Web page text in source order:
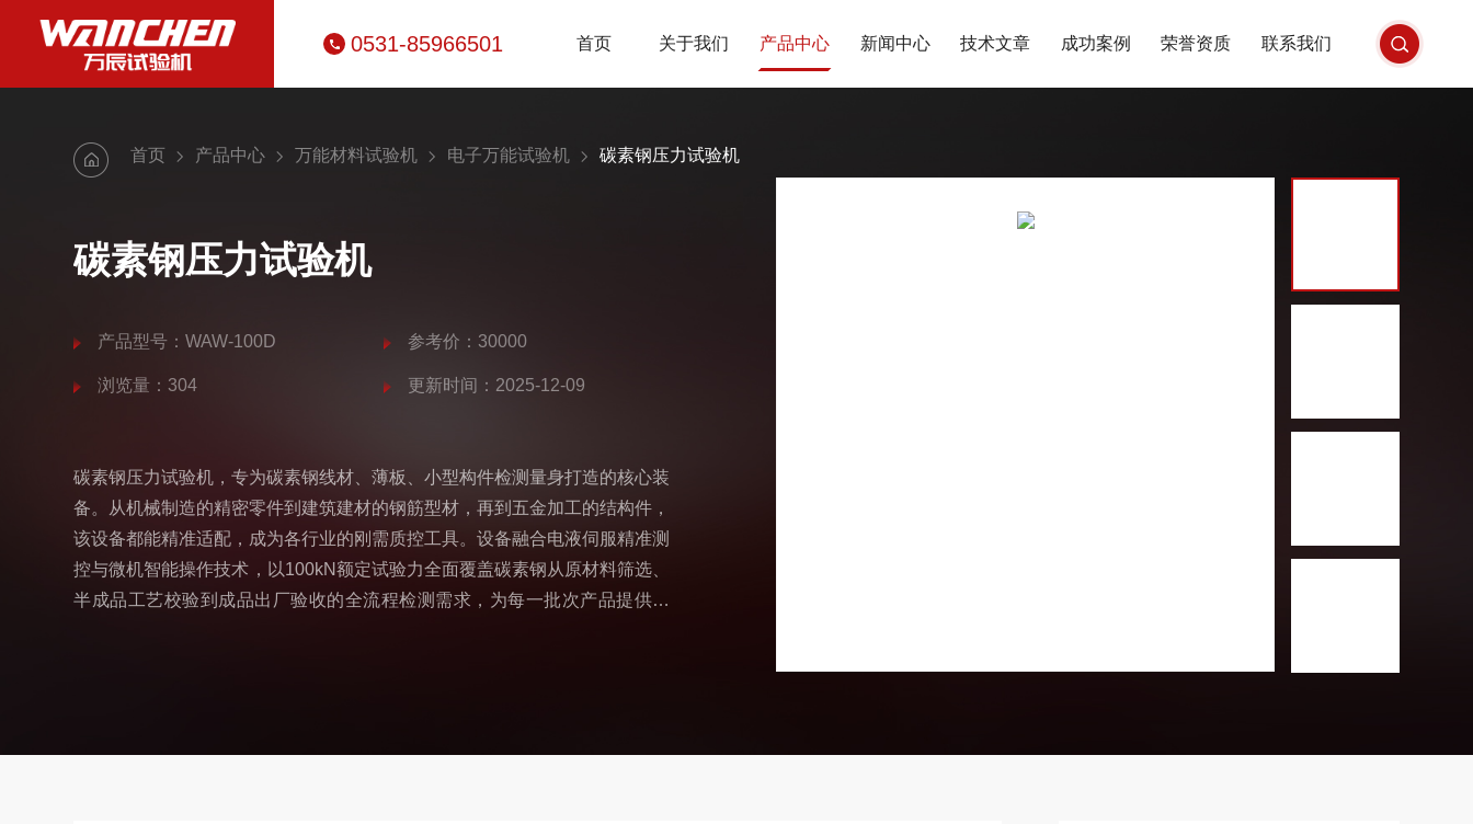
0531-85966501 首页 关于我们 产品中心 新闻中心 技术文章 成功案例 荣誉资质 联系我们
首页 产品中心 万能材料试验机 电子万能试验机 碳素钢压力试验机
碳素钢压力试验机
产品型号：WAW-100D 参考价：30000
浏览量：304 更新时间：2025-12-09
碳素钢压力试验机，专为碳素钢线材、薄板、小型构件检测量身打造的核心装
备。从机械制造的精密零件到建筑建材的钢筋型材，再到五金加工的结构件，
该设备都能精准适配，成为各行业的刚需质控工具。设备融合电液伺服精准测
控与微机智能操作技术，以100kN额定试验力全面覆盖碳素钢从原材料筛选、
半成品工艺校验到成品出厂验收的全流程检测需求，为每一批次产品提供精